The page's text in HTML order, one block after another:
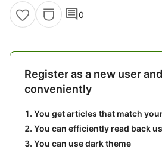
comment0
Register as a new user
conveniently
You get articles that match
You can efficiently read back
You can use dark theme